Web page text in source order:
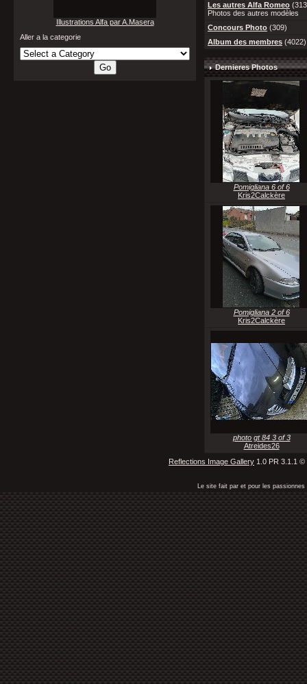
Illustrations Alfa par A.Masera
Aller a la categorie
Les autres Alfa Romeo
Photos des autres modèles
Concours Photo (309)
Album des membres (4022)
Dernieres Photos
Pomigliana 6 of 6
Kris2Calckère
Pomigliana 2 of 6
Kris2Calckère
photo gt 84 3 of 3
Atreides26
Reflections Image Gallery 1.0 PR 3.1.1
Le site fait par et pour les